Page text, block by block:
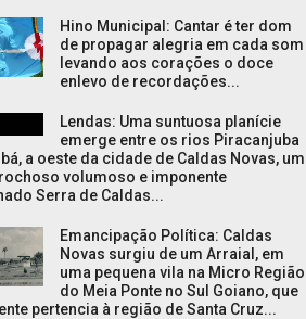
Hino Municipal: Cantar é ter dom
de propagar alegria em cada som
levando aos corações o doce
enlevo de recordações...
Lendas: Uma suntuosa planície
emerge entre os rios Piracanjuba
a oeste da cidade de Caldas Novas, um
volumoso e imponente
Serra de Caldas...
Emancipação Política: Caldas
Novas surgiu de um Arraial, em
uma pequena vila na Micro Região
do Meia Ponte no Sul Goiano, que
pertencia à região de Santa Cruz...